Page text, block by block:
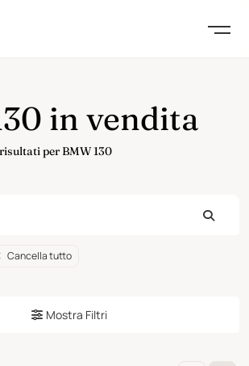
in vendita
per BMW 130
Cancella tutto
Mostra Filtri